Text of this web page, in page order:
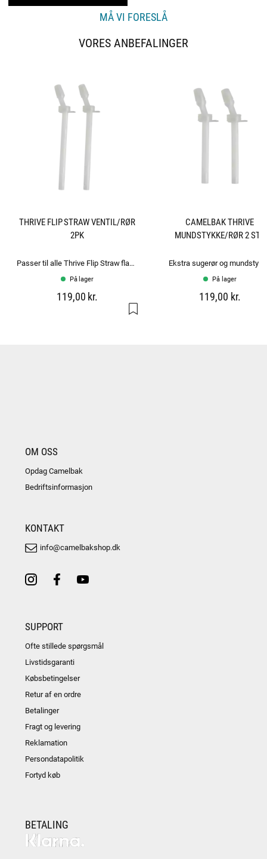
MÅ VI FORESLÅ
VORES ANBEFALINGER
THRIVE FLIP STRAW VENTIL/RØR
2PK
Passer til alle Thrive Flip Straw flasker.
På lager
119,00 kr.
CAMELBAK THRIVE
MUNDSTYKKE/RØR 2 STK
Ekstra sugerør og
På lager
119,00 kr.
OM OSS
Opdag Camelbak
Bedriftsinformasjon
KONTAKT
info@camelbakshop.dk
SUPPORT
Ofte stillede spørgsmål
Livstidsgaranti
Købsbetingelser
Retur af en ordre
Betalinger
Fragt og levering
Reklamation
Persondatapolitik
Fortyd køb
BETALING